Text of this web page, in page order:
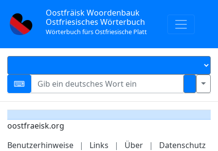
Oostfräisk Woordenbauk
Ostfriesisches Wörterbuch
Wörterbuch fürs Ostfriesische Platt
oostfraeisk.org
Benutzerhinweise
| Links | Über | Datenschutz